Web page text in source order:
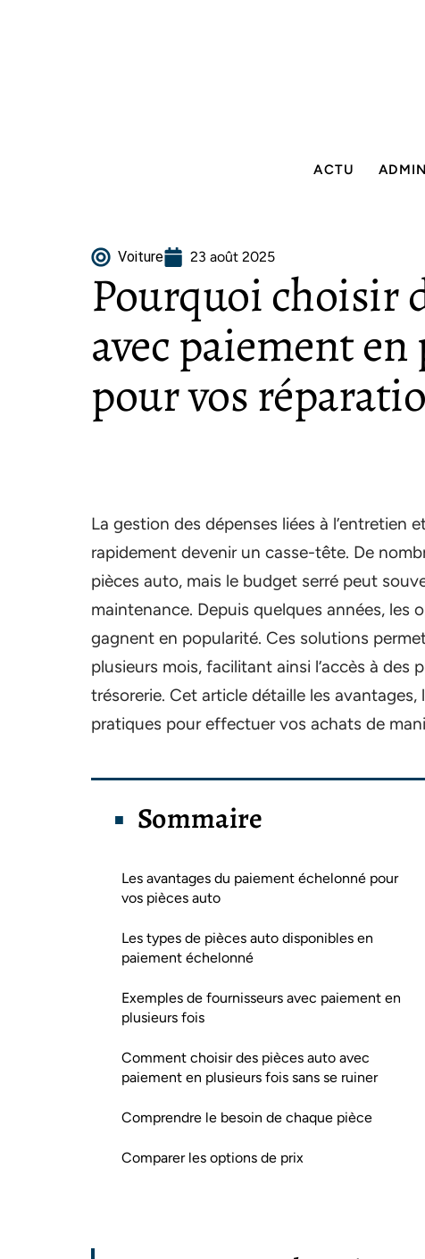
ACTU
Voiture 23 août 2025
Pourquoi choisir
avec paiement
pour vos
La gestion des dépenses liées à l’entretien
rapidement devenir un casse-tête. De
pièces auto, mais le budget serré peut
maintenance. Depuis quelques années, les
gagnent en popularité. Ces solutions
plusieurs mois, facilitant ainsi l’accès à
trésorerie. Cet article détaille les
pratiques pour effectuer vos achats de
Sommaire
Les avantages du paiement échelonné pour
vos pièces auto
Les types de pièces auto disponibles en
paiement échelonné
Exemples de fournisseurs avec paiement en
plusieurs fois
Comment choisir des pièces auto avec
paiement en plusieurs fois sans se ruiner
Comprendre le besoin de chaque pièce
Comparer les options de prix